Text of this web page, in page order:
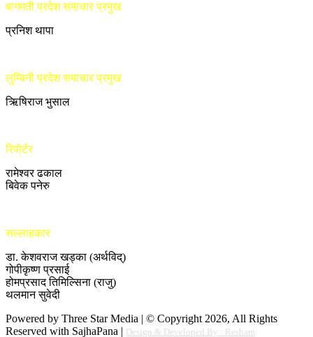
बागमती प्रदेश समाचार प्रमुख
प्रनिश थापा
लुम्बिनी प्रदेश समाचार प्रमुख
ऋिषिराज भुसाल
रिपोर्टर
रामेश्वर ढकाल
बिवेक पनेरु
सल्लाहकार
डा. केशवराज खड्का (अर्थविद्)
गोपीकृष्ण प्रसाई
होमप्रसाद तिमिल्सिना (राजु)
थलमान सुवेदी
Powered by Three Star Media | © Copyright 2026, All Rights
Reserved with SajhaPana | Design & Developed By : Resham